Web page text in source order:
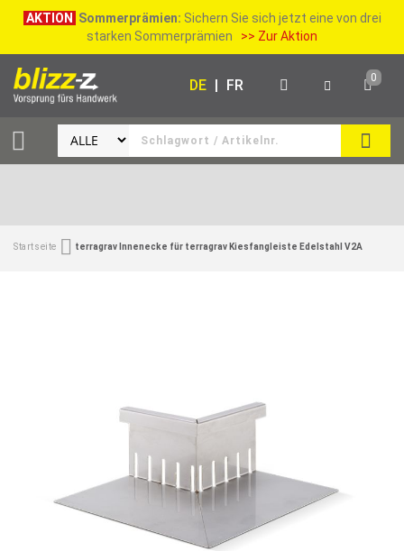
AKTION Sommerprämien: Sichern Sie sich jetzt eine von drei
starken Sommerprämien >> Zur Aktion
SUCHE
DE | FR 0
Startseite terragrav Innenecke für terragrav Kiesfangleiste Edelstahl V2A